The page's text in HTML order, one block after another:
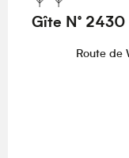
Gîte N°
Route de